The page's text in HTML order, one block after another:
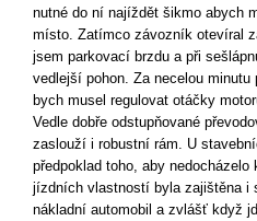
nutné do ní najíždět šikmo abych
místo. Zatímco závozník otevíral
jsem parkovací brzdu a při
vedlejší pohon. Za necelou
bych musel regulovat otáčky
Vedle dobře odstupňované
zaslouží i robustní rám. U
předpoklad toho, aby
jízdních vlastností byla zajištěna i
nákladní automobil a zvlášť když